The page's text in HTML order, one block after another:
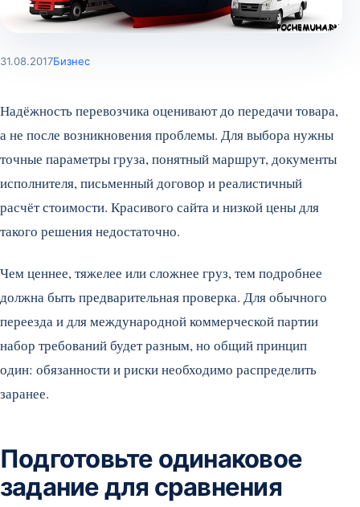
31.08.2017Бизнес
Надёжность перевозчика оценивают до передачи товара,
а не после возникновения проблемы. Для выбора нужны
точные параметры груза, понятный маршрут, документы
исполнителя, письменный договор и реалистичный
расчёт стоимости. Красивого сайта и низкой цены для
такого решения недостаточно.
Чем ценнее, тяжелее или сложнее груз, тем подробнее
должна быть предварительная проверка. Для обычного
переезда и для международной коммерческой партии
набор требований будет разным, но общий принцип
один: обязанности и риски необходимо распределить
заранее.
Подготовьте одинаковое
задание для сравнения